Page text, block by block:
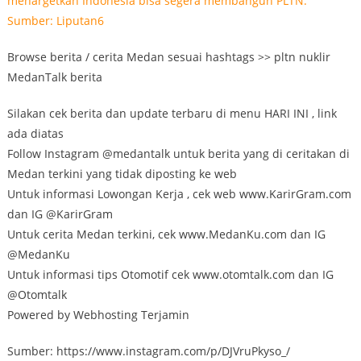
Browse berita / cerita Medan sesuai hashtags >> pltn nuklir
MedanTalk berita
Silakan cek berita dan update terbaru di menu HARI INI , link
ada diatas
Follow Instagram @medantalk untuk berita yang di ceritakan di
Medan terkini yang tidak diposting ke web
Untuk informasi Lowongan Kerja , cek web www.KarirGram.com
dan IG @KarirGram
Untuk cerita Medan terkini, cek www.MedanKu.com dan IG
@MedanKu
Untuk informasi tips Otomotif cek www.otomtalk.com dan IG
@Otomtalk
Powered by Webhosting Terjamin
Sumber: https://www.instagram.com/p/DJVruPkyso_/